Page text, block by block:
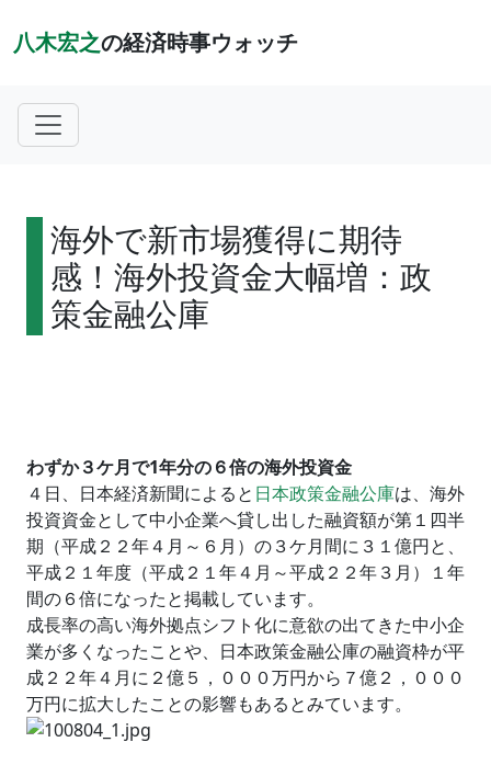
八木宏之の経済時事ウォッチ
海外で新市場獲得に期待
感！海外投資金大幅増：政
策金融公庫
わずか３ケ月で1年分の６倍の海外投資金
４日、日本経済新聞によると 日本政策金融公庫は、海外
投資資金として中小企業へ貸し出した融資額が第１四半
期（平成２２年４月～６月）の３ケ月間に３１億円と、
平成２１年度（平成２１年４月～平成２２年３月）１年
間の６倍になったと掲載しています。
成長率の高い海外拠点シフト化に意欲の出てきた中小企
業が多くなったことや、日本政策金融公庫の融資枠が平
成２２年４月に２億５，０００万円から７億２，０００
万円に拡大したことの影響もあるとみています。